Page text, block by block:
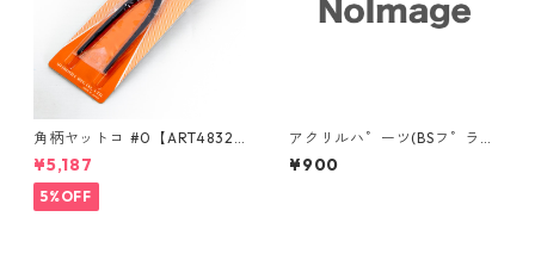
角柄ヤットコ #0【ART4832
0】
¥5,187
5%OFF
アクリルハ゜ーツ(BSフ゜ラハ
ンマー用)10mm <1個>【ART4
4401】
¥900